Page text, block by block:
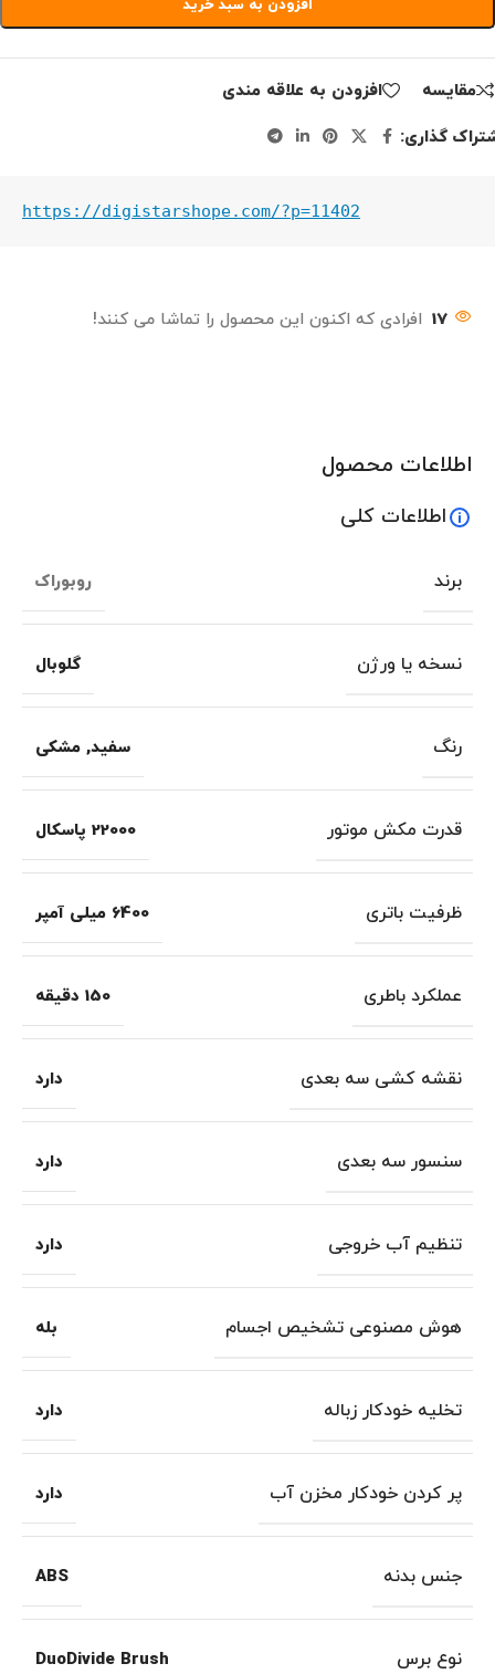
افزودن به سبد خرید
مقايسه
افزودن به علاقه مندی
گذاری:
https://digistarshope.com/?p=11402
17 افرادی که اکنون این محصول را تماشا می کنند!
اطلاعات محصول
اطلاعات کلی
برند روبوراک
نسخه یا ورژن گلوبال
رنگ سفید, مشکی
قدرت مکش موتور 22000 پاسکال
ظرفیت باتری 6400 میلی آمپر
عملکرد باطری 150 دقیقه
نقشه کشی سه بعدی دارد
سنسور سه بعدی دارد
تنظیم آب خروجی دارد
هوش مصنوعی تشخیص اجسام بله
تخلیه خودکار زباله دارد
پر کردن خودکار مخزن آب دارد
جنس بدنه ABS
نوع برس DuoDivide Brush